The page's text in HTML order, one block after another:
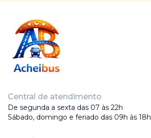
Central de atendimento
De segunda a sexta das 07 às 22h
Sábado, domingo e feriado das 09h às 18h